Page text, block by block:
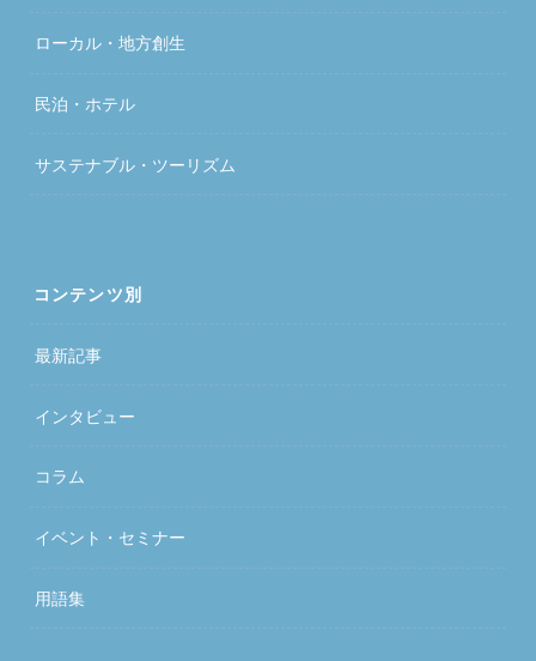
ローカル・地方創生
民泊・ホテル
サステナブル・ツーリズム
コンテンツ別
最新記事
インタビュー
コラム
イベント・セミナー
用語集